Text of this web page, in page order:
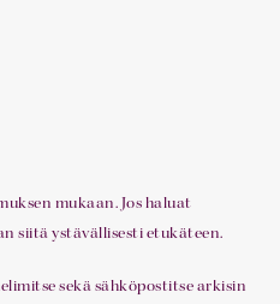
mukaan. Jos haluat
siitä ystävällisesti etukäteen.
sekä sähköpostitse arkisin